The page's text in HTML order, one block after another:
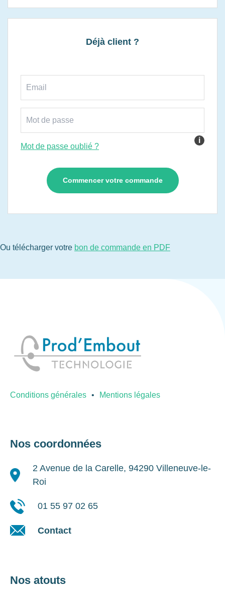
Déjà client ?
i
Mot de passe oublié ?
Ou télécharger votre bon de commande en PDF
Conditions générales Mentions légales
Nos coordonnées
2 Avenue de la Carelle, 94290 Villeneuve-le-
Roi
01 55 97 02 65
Contact
Nos atouts